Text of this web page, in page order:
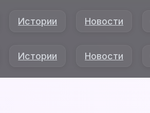
Истории Новости
Истории Новости